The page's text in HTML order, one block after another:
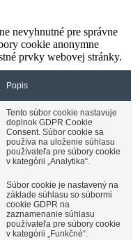
nevyhnutné pre správne
cookie anonymne
prvky webovej stránky.
Popis
Tento súbor cookie nastavuje
doplnok GDPR Cookie
Consent. Súbor cookie sa
používa na uloženie súhlasu
používateľa pre súbory cookie
v kategórii „Analytika“.
Súbor cookie je nastavený na
základe súhlasu so súbormi
cookie GDPR na
zaznamenanie súhlasu
používateľa pre súbory cookie
v kategórii „Funkčné“.